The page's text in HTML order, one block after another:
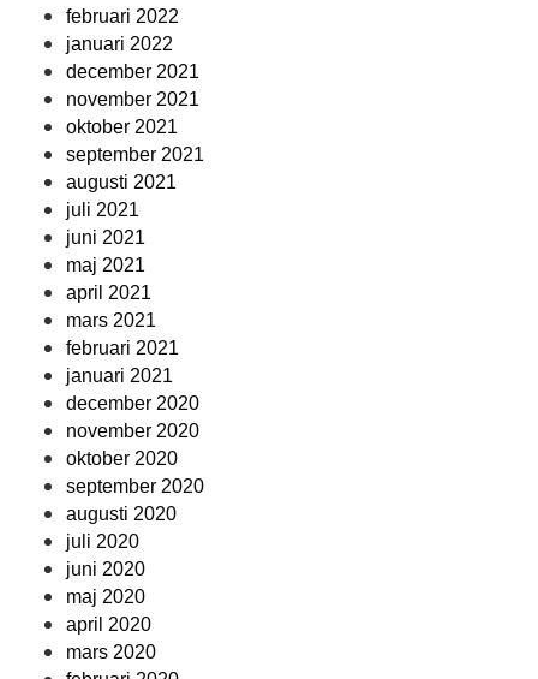
februari 2022
januari 2022
december 2021
november 2021
oktober 2021
september 2021
augusti 2021
juli 2021
juni 2021
maj 2021
april 2021
mars 2021
februari 2021
januari 2021
december 2020
november 2020
oktober 2020
september 2020
augusti 2020
juli 2020
juni 2020
maj 2020
april 2020
mars 2020